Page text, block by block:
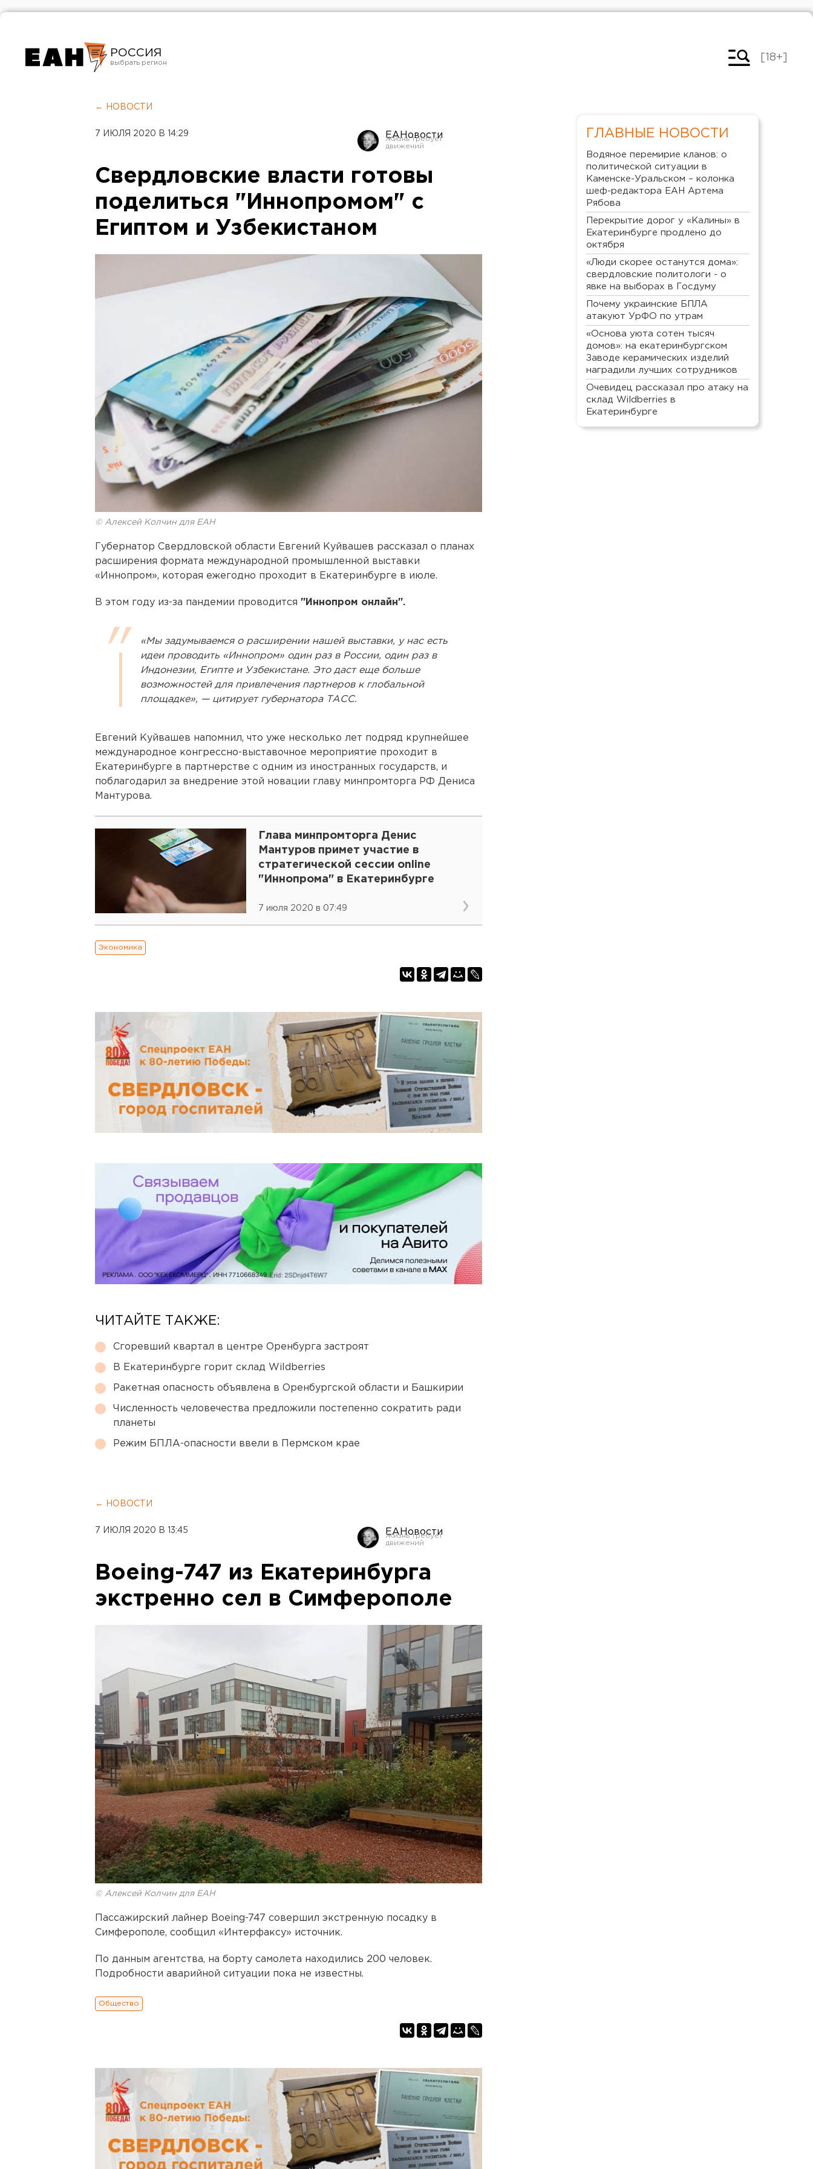
РОССИЯ
Челябинск
[18+]
← НОВОСТИ
7 ИЮЛЯ 2020 В 14:29 ЕАНовости
Свердловские власти готовы
поделиться "Иннопромом" с
Египтом и Узбекистаном
© Алексей Колчин для ЕАН
Губернатор Свердловской области Евгений Куйвашев рассказал о планах
расширения формата международной промышленной выставки
«Иннопром», которая ежегодно проходит в Екатеринбурге в июле.
В этом году из-за пандемии проводится "Иннопром онлайн".
«Мы задумываемся о расширении нашей выставки, у нас есть
идеи проводить «Иннопром» один раз в России, один раз в
Индонезии, Египте и Узбекистане. Это даст еще больше
возможностей для привлечения партнеров к глобальной
площадке», — цитирует губернатора ТАСС.
Евгений Куйвашев напомнил, что уже несколько лет подряд крупнейшее
международное конгрессно-выставочное мероприятие проходит в
Екатеринбурге в партнерстве с одним из иностранных государств, и
поблагодарил за внедрение этой новации главу минпромторга РФ Дениса
Мантурова.
Глава минпромторга Денис
Мантуров примет участие в
стратегической сессии online
"Иннопрома" в Екатеринбурге
7 июля 2020 в 07:49
Экономика
ЧИТАЙТЕ ТАКЖЕ:
Сгоревший квартал в центре Оренбурга застроят
В Екатеринбурге горит склад Wildberries
Ракетная опасность объявлена в Оренбургской области и Башкирии
Численность человечества предложили постепенно сократить ради
планеты
Режим БПЛА-опасности ввели в Пермском крае
← НОВОСТИ
7 ИЮЛЯ 2020 В 13:45 ЕАНовости
Boeing-747 из Екатеринбурга
экстренно сел в Симферополе
© Алексей Колчин для ЕАН
Пассажирский лайнер Boeing-747 совершил экстренную посадку в
Симферополе, сообщил «Интерфаксу» источник.
По данным агентства, на борту самолета находились 200 человек.
Подробности аварийной ситуации пока не известны.
Общество
ГЛАВНЫЕ НОВОСТИ
Водяное перемирие кланов: о
политической ситуации в
Каменске-Уральском – колонка
шеф-редактора ЕАН Артема
Рябова
Перекрытие дорог у «Калины» в
Екатеринбурге продлено до
октября
«Люди скорее останутся дома»:
свердловские политологи - о
явке на выборах в Госдуму
Почему украинские БПЛА
атакуют УрФО по утрам
«Основа уюта сотен тысяч
домов»: на екатеринбургском
Заводе керамических изделий
наградили лучших сотрудников
Очевидец рассказал про атаку на
склад Wildberries в
Екатеринбурге